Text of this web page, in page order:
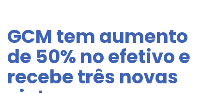
mercado de trabalho
Dalvana Penha toma posse como vereadora
durante sessão da Câmara de Arujá
Escola do Legislativo de Arujá entrega 1 tonelada
de alimentos ao Fundo Social do município
GCM tem aumento
de 50% no efetivo e
recebe três novas